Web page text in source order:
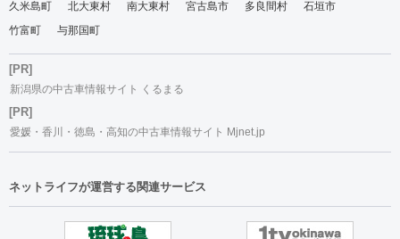
久米島町
北大東村 南大東村 宮古島市 多良間村
石垣市
竹富町
与那国町
[PR]
新潟県の中古車情報サイト くるまる
[PR]
愛媛・香川・徳島・高知の中古車情報サイト Mjnet.jp
ネットライフが運営する関連サービス